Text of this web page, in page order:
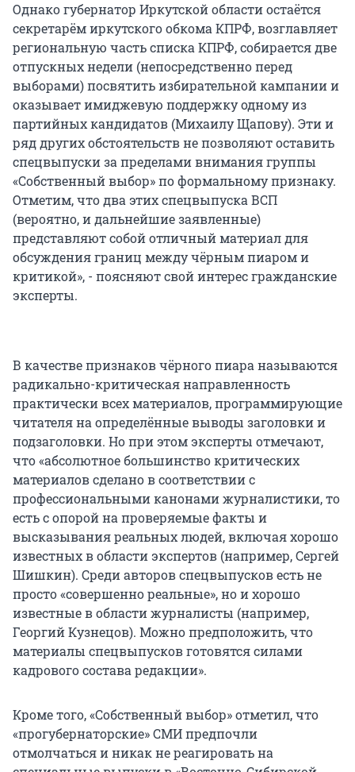
Однако губернатор Иркутской области остаётся
секретарём иркутского обкома КПРФ, возглавляет
региональную часть списка КПРФ, собирается две
отпускных недели (непосредственно перед
выборами) посвятить избирательной кампании и
оказывает имиджевую поддержку одному из
партийных кандидатов (Михаилу Щапову). Эти и
ряд других обстоятельств не позволяют оставить
спецвыпуски за пределами внимания группы
«Собственный выбор» по формальному признаку.
Отметим, что два этих спецвыпуска ВСП
(вероятно, и дальнейшие заявленные)
представляют собой отличный материал для
обсуждения границ между чёрным пиаром и
критикой», - поясняют свой интерес гражданские
эксперты.
В качестве признаков чёрного пиара называются
радикально-критическая направленность
практически всех материалов, программирующие
читателя на определённые выводы заголовки и
подзаголовки. Но при этом эксперты отмечают,
что «абсолютное большинство критических
материалов сделано в соответствии с
профессиональными канонами журналистики, то
есть с опорой на проверяемые факты и
высказывания реальных людей, включая хорошо
известных в области экспертов (например, Сергей
Шишкин). Среди авторов спецвыпусков есть не
просто «совершенно реальные», но и хорошо
известные в области журналисты (например,
Георгий Кузнецов). Можно предположить, что
материалы спецвыпусков готовятся силами
кадрового состава редакции».
Кроме того, «Собственный выбор» отметил, что
«прогубернаторские» СМИ предпочли
отмолчаться и никак не реагировать на